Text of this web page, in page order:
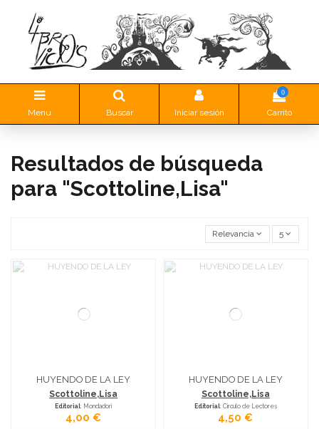
Menu Buscar Iniciar sesión
0
Carrito
Resultados de búsqueda
para "Scottoline,Lisa"
Relevancia 5
HUYENDO DE LA LEY
Scottoline,Lisa
Editorial: Mondadori
4,00 €
HUYENDO DE LA LEY
Scottoline,Lisa
Editorial: Círculo de Lectores
4,50 €